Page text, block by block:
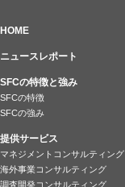
HOME
ニュースレポート
SFCの特徴と強み
SFCの特徴
SFCの強み
提供サービス
マネジメントコンサルティング
海外事業コンサルティング
調査開発コンサルティング